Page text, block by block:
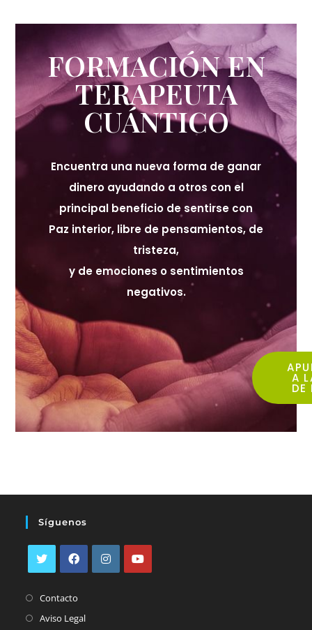
FORMACIÓN EN
TERAPEUTA
CUÁNTICO
Encuentra una nueva forma de ganar
dinero ayudando a otros con el
principal beneficio de sentirse con
Paz interior, libre de pensamientos, de
tristeza,
y de emociones o sentimientos
negativos.
A
DE
Síguenos
Contacto
Aviso Legal